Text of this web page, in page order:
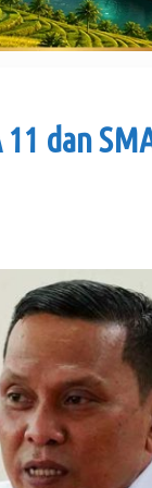
dan